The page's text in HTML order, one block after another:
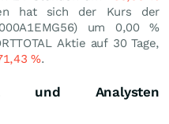
hat sich der Kurs der
um 0,00%
Aktie auf 30 Tage,
%.
und Analysten